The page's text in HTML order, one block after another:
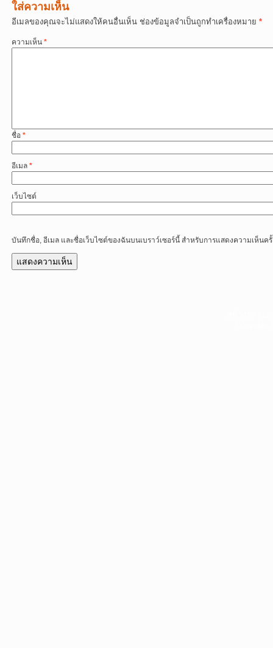
ใส่ความเห็น
อีเมลของคุณจะไม่แสดงให้คนอื่นเห็น ช่องข้อมูลจำเป็นถูกทำเครื่องหมาย *
ความเห็น *
ชื่อ *
อีเมล *
เว็บไซต์
บันทึกชื่อ, อีเมล และชื่อเว็บไซต์ของฉันบนเบราว์เซอร์นี้ สำหรับการแสดงความเห็นค